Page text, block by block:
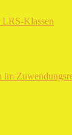
Klassen
im